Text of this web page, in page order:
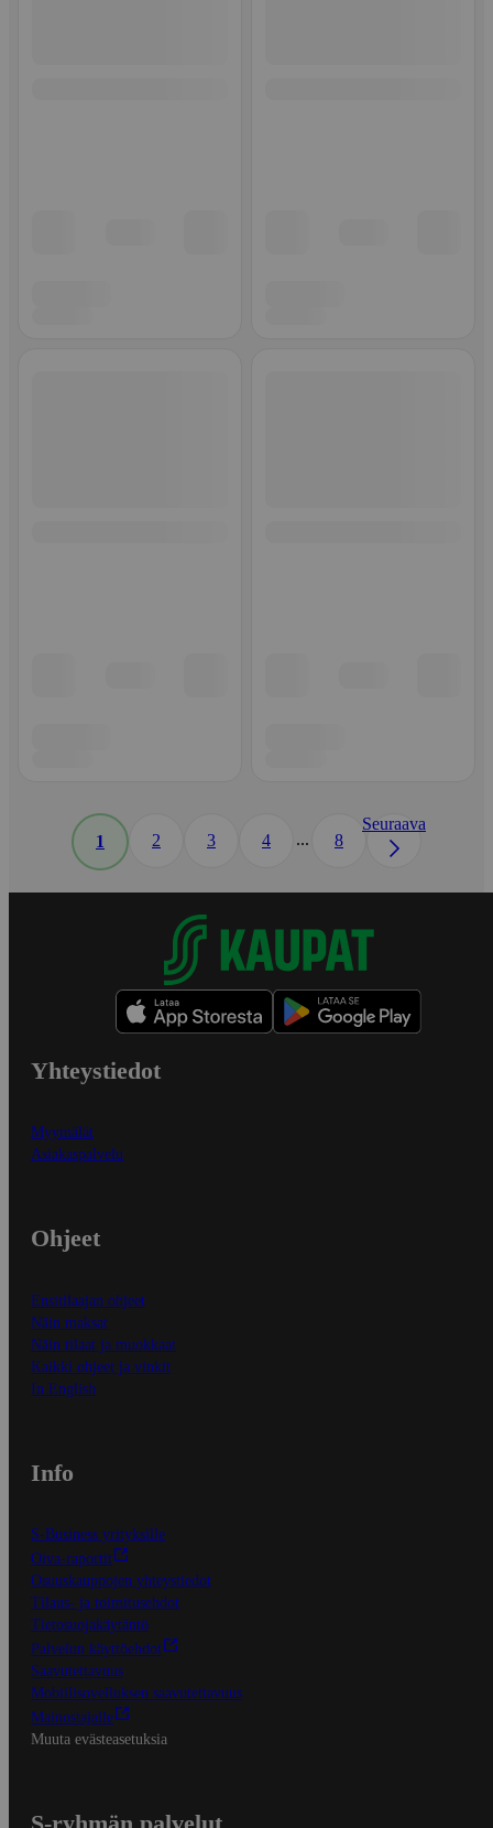
1 2 3 4 ... 8
Seuraava
Yhteystiedot
Myymälät
Asiakaspalvelu
Ohjeet
Ensitilaajan ohjeet
Näin maksat
Näin tilaat ja muokkaat
Kaikki ohjeet ja vinkit
In English
Info
S-Business yrityksille
Oiva-raportit
Osuuskauppojen yhteystiedot
Tilaus- ja toimitusehdot
Tietosuojakäytäntö
Palvelun käyttöehdot
Saavutettavuus
Mobiilisovelluksen saavutettavuus
Mainostajalle
Muuta evästeasetuksia